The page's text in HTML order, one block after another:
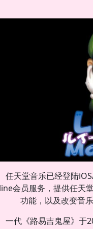
任天堂音乐已经登陆
会员服务，提供任天
功能，以及改变音
一代《路易吉鬼屋》于